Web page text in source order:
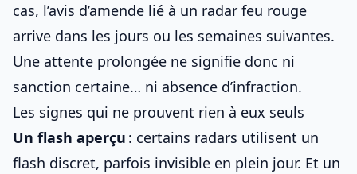
cas, l’avis d’amende lié à un radar feu rouge
arrive dans les jours ou les semaines suivantes.
Une attente prolongée ne signifie donc ni
sanction certaine… ni absence d’infraction.
Les signes qui ne prouvent rien à eux seuls
Un flash aperçu : certains radars utilisent un
flash discret, parfois invisible en plein jour. Et un